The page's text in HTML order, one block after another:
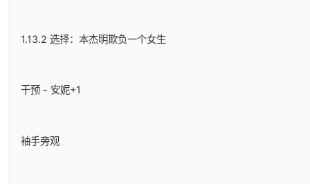
1.13.2 选择：本杰明欺负一个女生
干预 - 安妮+1
袖手旁观